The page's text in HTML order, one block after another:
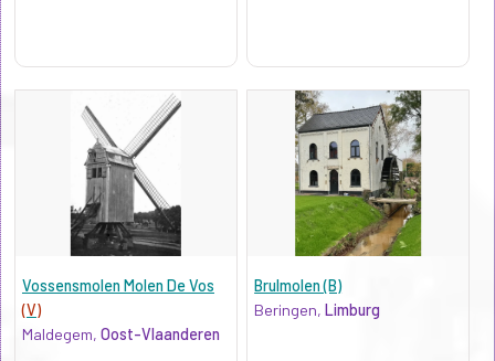
Vossensmolen Molen De Vos
(V)
Maldegem, Oost-Vlaanderen
Brulmolen (B)
Beringen,Limburg